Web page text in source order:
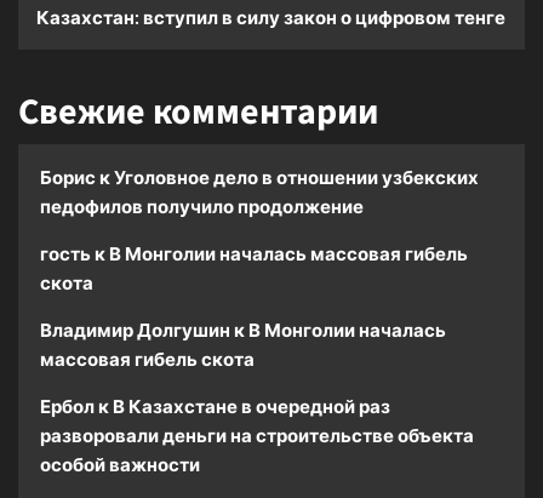
Казахстан: вступил в силу закон о цифровом тенге
Свежие комментарии
Борис кУголовное дело в отношении узбекских
педофилов получило продолжение
гость к В Монголии началась массовая гибель
скота
Владимир Долгушин к В Монголии началась
массовая гибель скота
Ербол к В Казахстане в очередной раз
разворовали деньги на строительстве объекта
особой важности